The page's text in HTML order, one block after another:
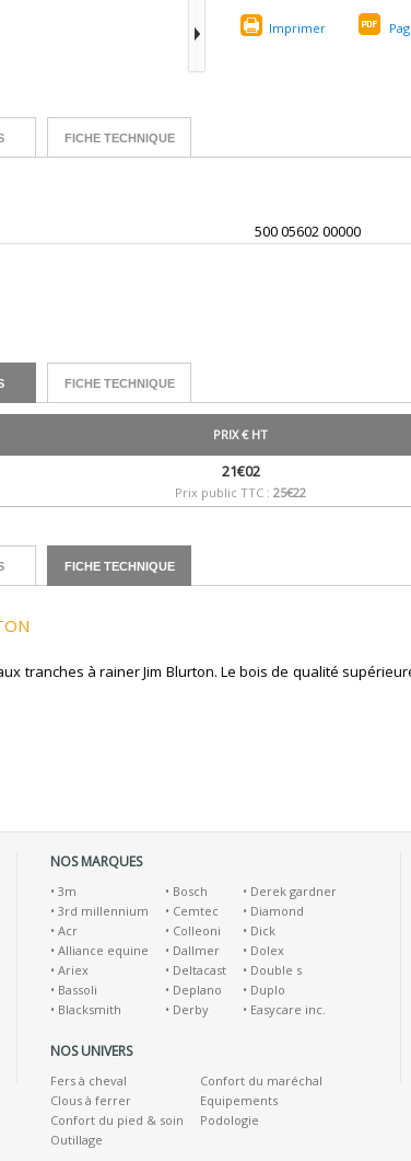
Imprimer
FICHE TECHNIQUE
500 05602 00000
FICHE TECHNIQUE
PRIX € HT
21€02
Prix public TTC : 25€22
FICHE TECHNIQUE
tranches à rainer Jim Blurton. Le bois de qualité
NOS MARQUES
• 3m
• 3rd millennium
• Acr
• Alliance equine
• Ariex
• Bassoli
• Blacksmith
• Bosch
• Cemtec
• Colleoni
• Dallmer
• Deltacast
• Deplano
• Derby
• Derek gardner
• Diamond
• Dick
• Dolex
• Double s
• Duplo
• Easycare inc.
NOS UNIVERS
Fers à cheval
Clous à ferrer
Confort du pied & soin
Outillage
Confort du maréchal
Equipements
Podologie